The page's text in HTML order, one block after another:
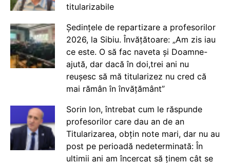
titularizabile
Ședințele de repartizare a profesorilor
2026, la Sibiu. Învățătoare: „Am zis iau
ce este. O să fac naveta și Doamne-
ajută, dar dacă în doi,trei ani nu
reușesc să mă titularizez nu cred că
mai rămân în învățământ”
Sorin Ion, întrebat cum le răspunde
profesorilor care dau an de an
Titularizarea, obțin note mari, dar nu au
post pe perioadă nedeterminată: În
ultimii ani am încercat să ținem cât se